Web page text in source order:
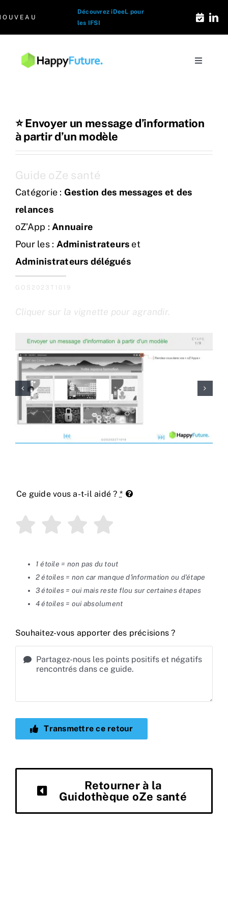
au
contenu
Découvrez iDeeL pour
les IFSI
Toggle
Les Signatures
Qui sommes-nous
Le Blog Santé
⭐ Envoyer un message d’information
à partir d’un modèle
Guide oZe santé
Catégorie : Gestion des messages et des
relances
oZ’App :Annuaire
Pour les : Administrateurs et
Administrateurs délégués
GOS2023T1019
Cliquer sur la vignette pour agrandir.
Ce guide vous a-t-il aidé ? *
1 étoile = non pas du tout
2 étoiles = non car manque d'information ou d'étape
3 étoiles = oui mais reste flou sur certaines étapes
4 étoiles = oui absolument
Souhaitez-vous apporter des précisions ?
Transmettre ce retour
Retourner à la
Guidothèque oZe santé